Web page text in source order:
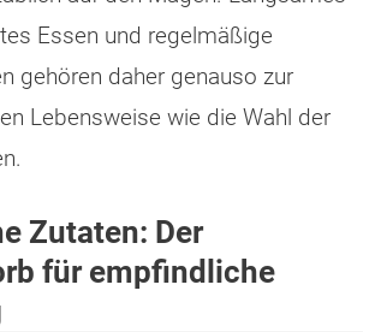
Essen und regelmäßige
gehören daher genauso zur
Lebensweise wie die Wahl der
Zutaten: Der
für empfindliche